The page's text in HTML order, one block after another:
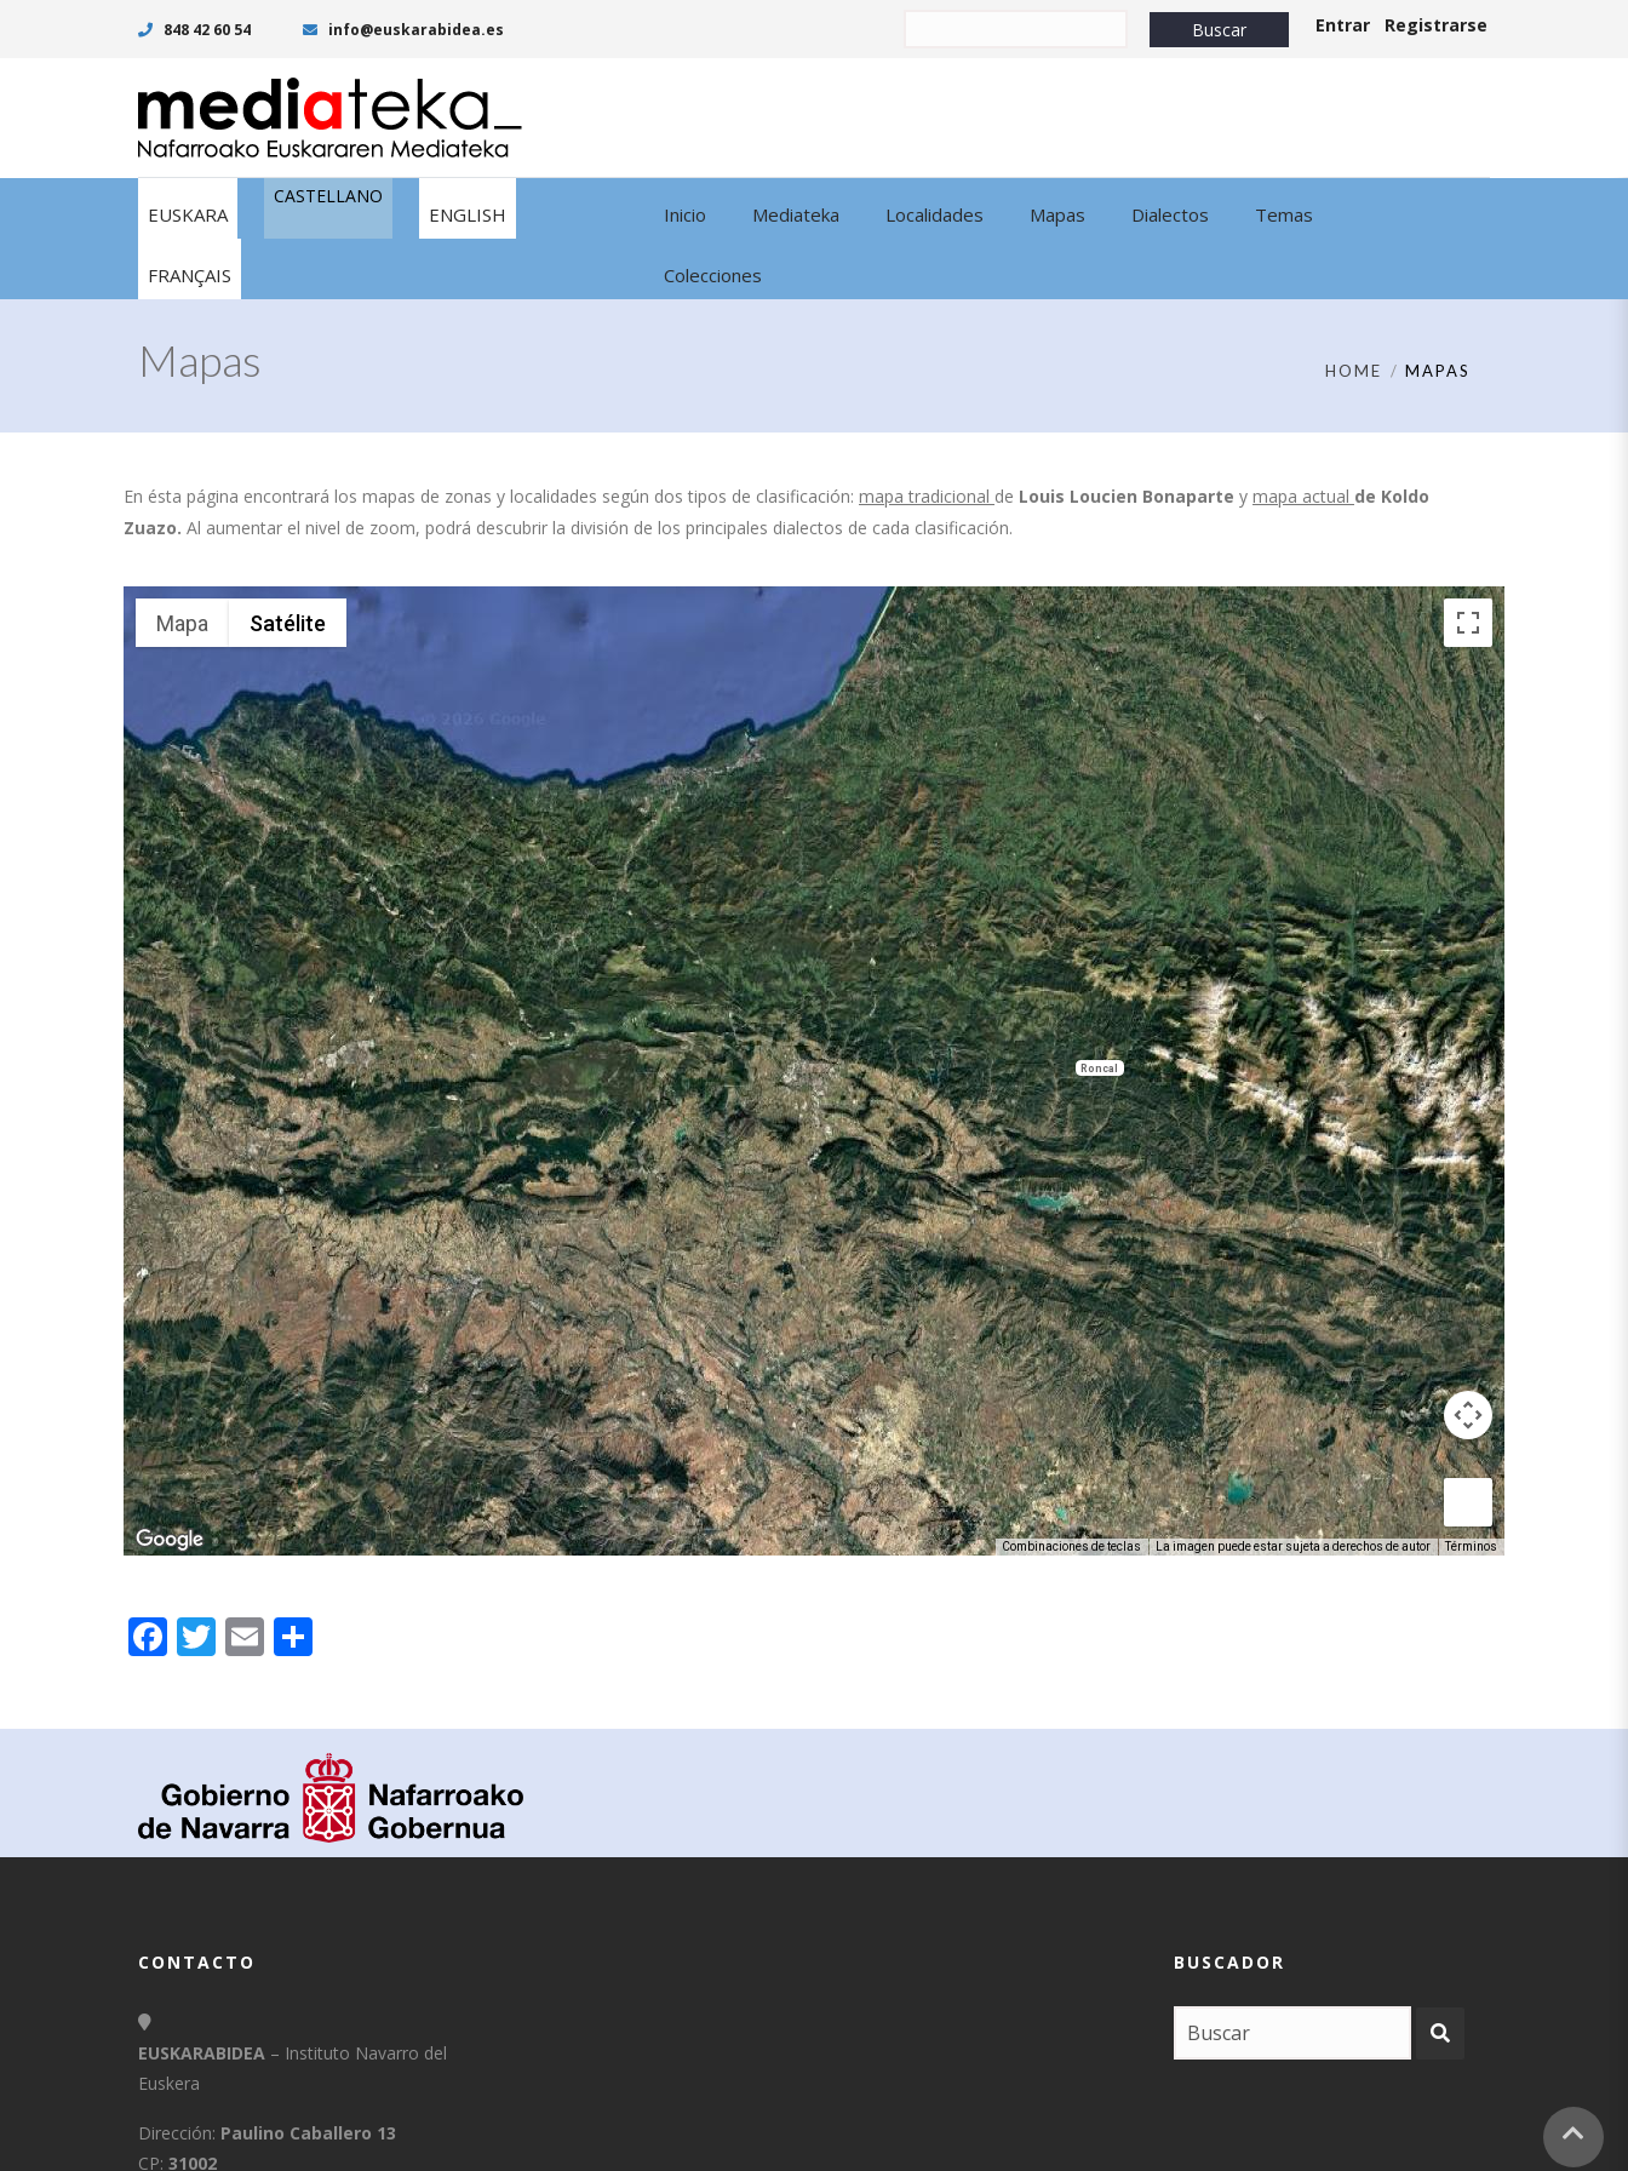
848 42 60 54 info@euskarabidea.es Entrar Registrarse
EUSKARA
CASTELLANO
ENGLISH
FRANÇAIS
Inicio Mediateka Localidades Mapas Dialectos Temas
Colecciones
Mapas HOME MAPAS
En ésta página encontrará los mapas de zonas y localidades según dos tipos de clasificación: mapa tradicional de Louis Loucien Bonaparte y mapa actual de Koldo
Zuazo. Al aumentar el nivel de zoom, podrá descubrir la división de los principales dialectos de cada clasificación.
Roncal
Mapa Satélite
Combinaciones de teclas La imagen puede estar sujeta a derechos de autor Términos
Facebook
Twitter
Email
CONTACTO
EUSKARABIDEA – Instituto Navarro del
Euskera
Dirección: Paulino Caballero 13
CP: 31002
BUSCADOR